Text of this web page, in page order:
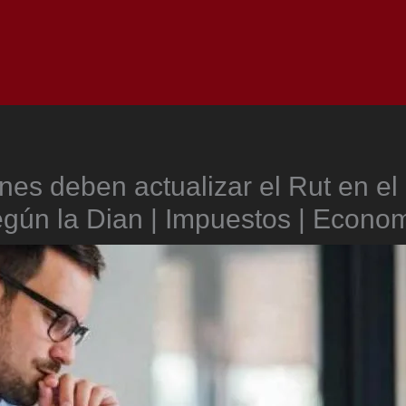
deben actualizar el Rut en el
la Dian | Impuestos |